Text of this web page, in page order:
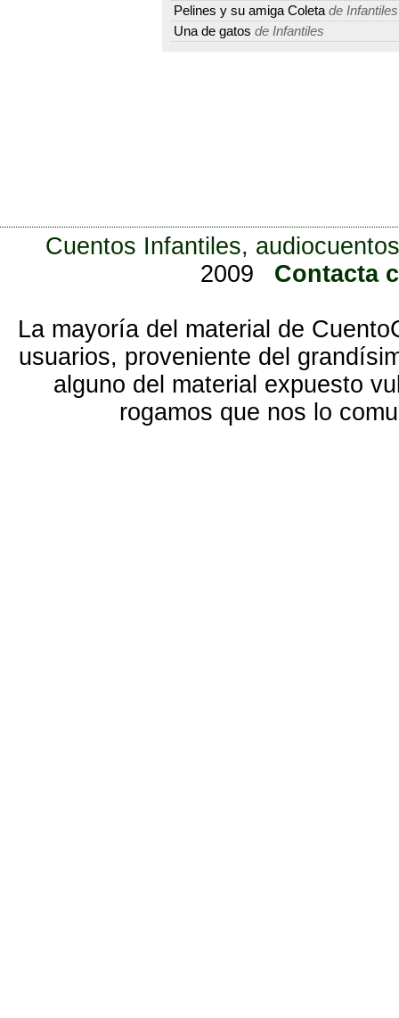
Pelines y su amiga Coleta de Infantiles
Una de gatos de Infantiles
Cuentos Infantiles,
2009
Contacta
La mayoría del material de
usuarios, proveniente del
alguno del material expuesto
rogamos que nos lo